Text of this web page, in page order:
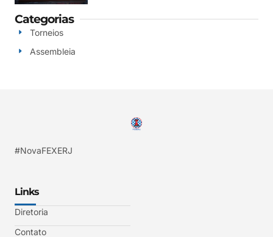
Categorias
Torneios
Assembleia
#NovaFEXERJ
Links
Diretoria
Contato